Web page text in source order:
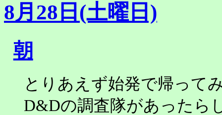
8月28日(土曜日)
朝
とりあえず始発で帰って
D&Dの調査隊があったら